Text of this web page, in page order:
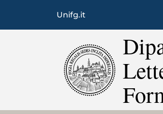
Unifg.it